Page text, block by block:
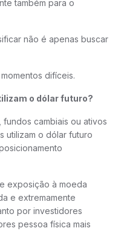
também para o
não é apenas buscar
difíceis.
o dólar futuro?
cambiais ou ativos
utilizam o dólar futuro
exposição à moeda
e extremamente
por investidores
pessoa física mais